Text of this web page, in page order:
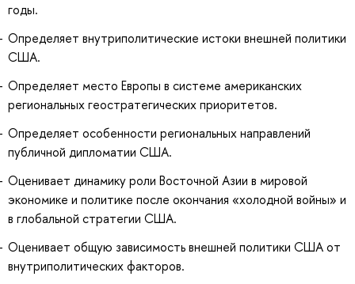
годы.
Определяет внутриполитические истоки внешней политики
США.
Определяет место Европы в системе американских
региональных геостратегических приоритетов.
Определяет особенности региональных направлений
публичной дипломатии США.
Оценивает динамику роли Восточной Азии в мировой
экономике и политике после окончания «холодной войны» и
в глобальной стратегии США.
Оценивает общую зависимость внешней политики США от
внутриполитических факторов.